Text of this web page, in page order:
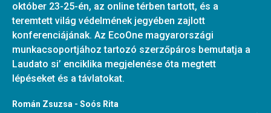
október 23-25-én, az online térben tartott, és a
teremtett világ védelmének jegyében zajlott
konferenciájának. Az EcoOne magyarországi
munkacsoportjához tartozó szerzőpáros bemutatja a
Laudato si’ enciklika megjelenése óta megtett
lépéseket és a távlatokat.
Román Zsuzsa - Soós Rita